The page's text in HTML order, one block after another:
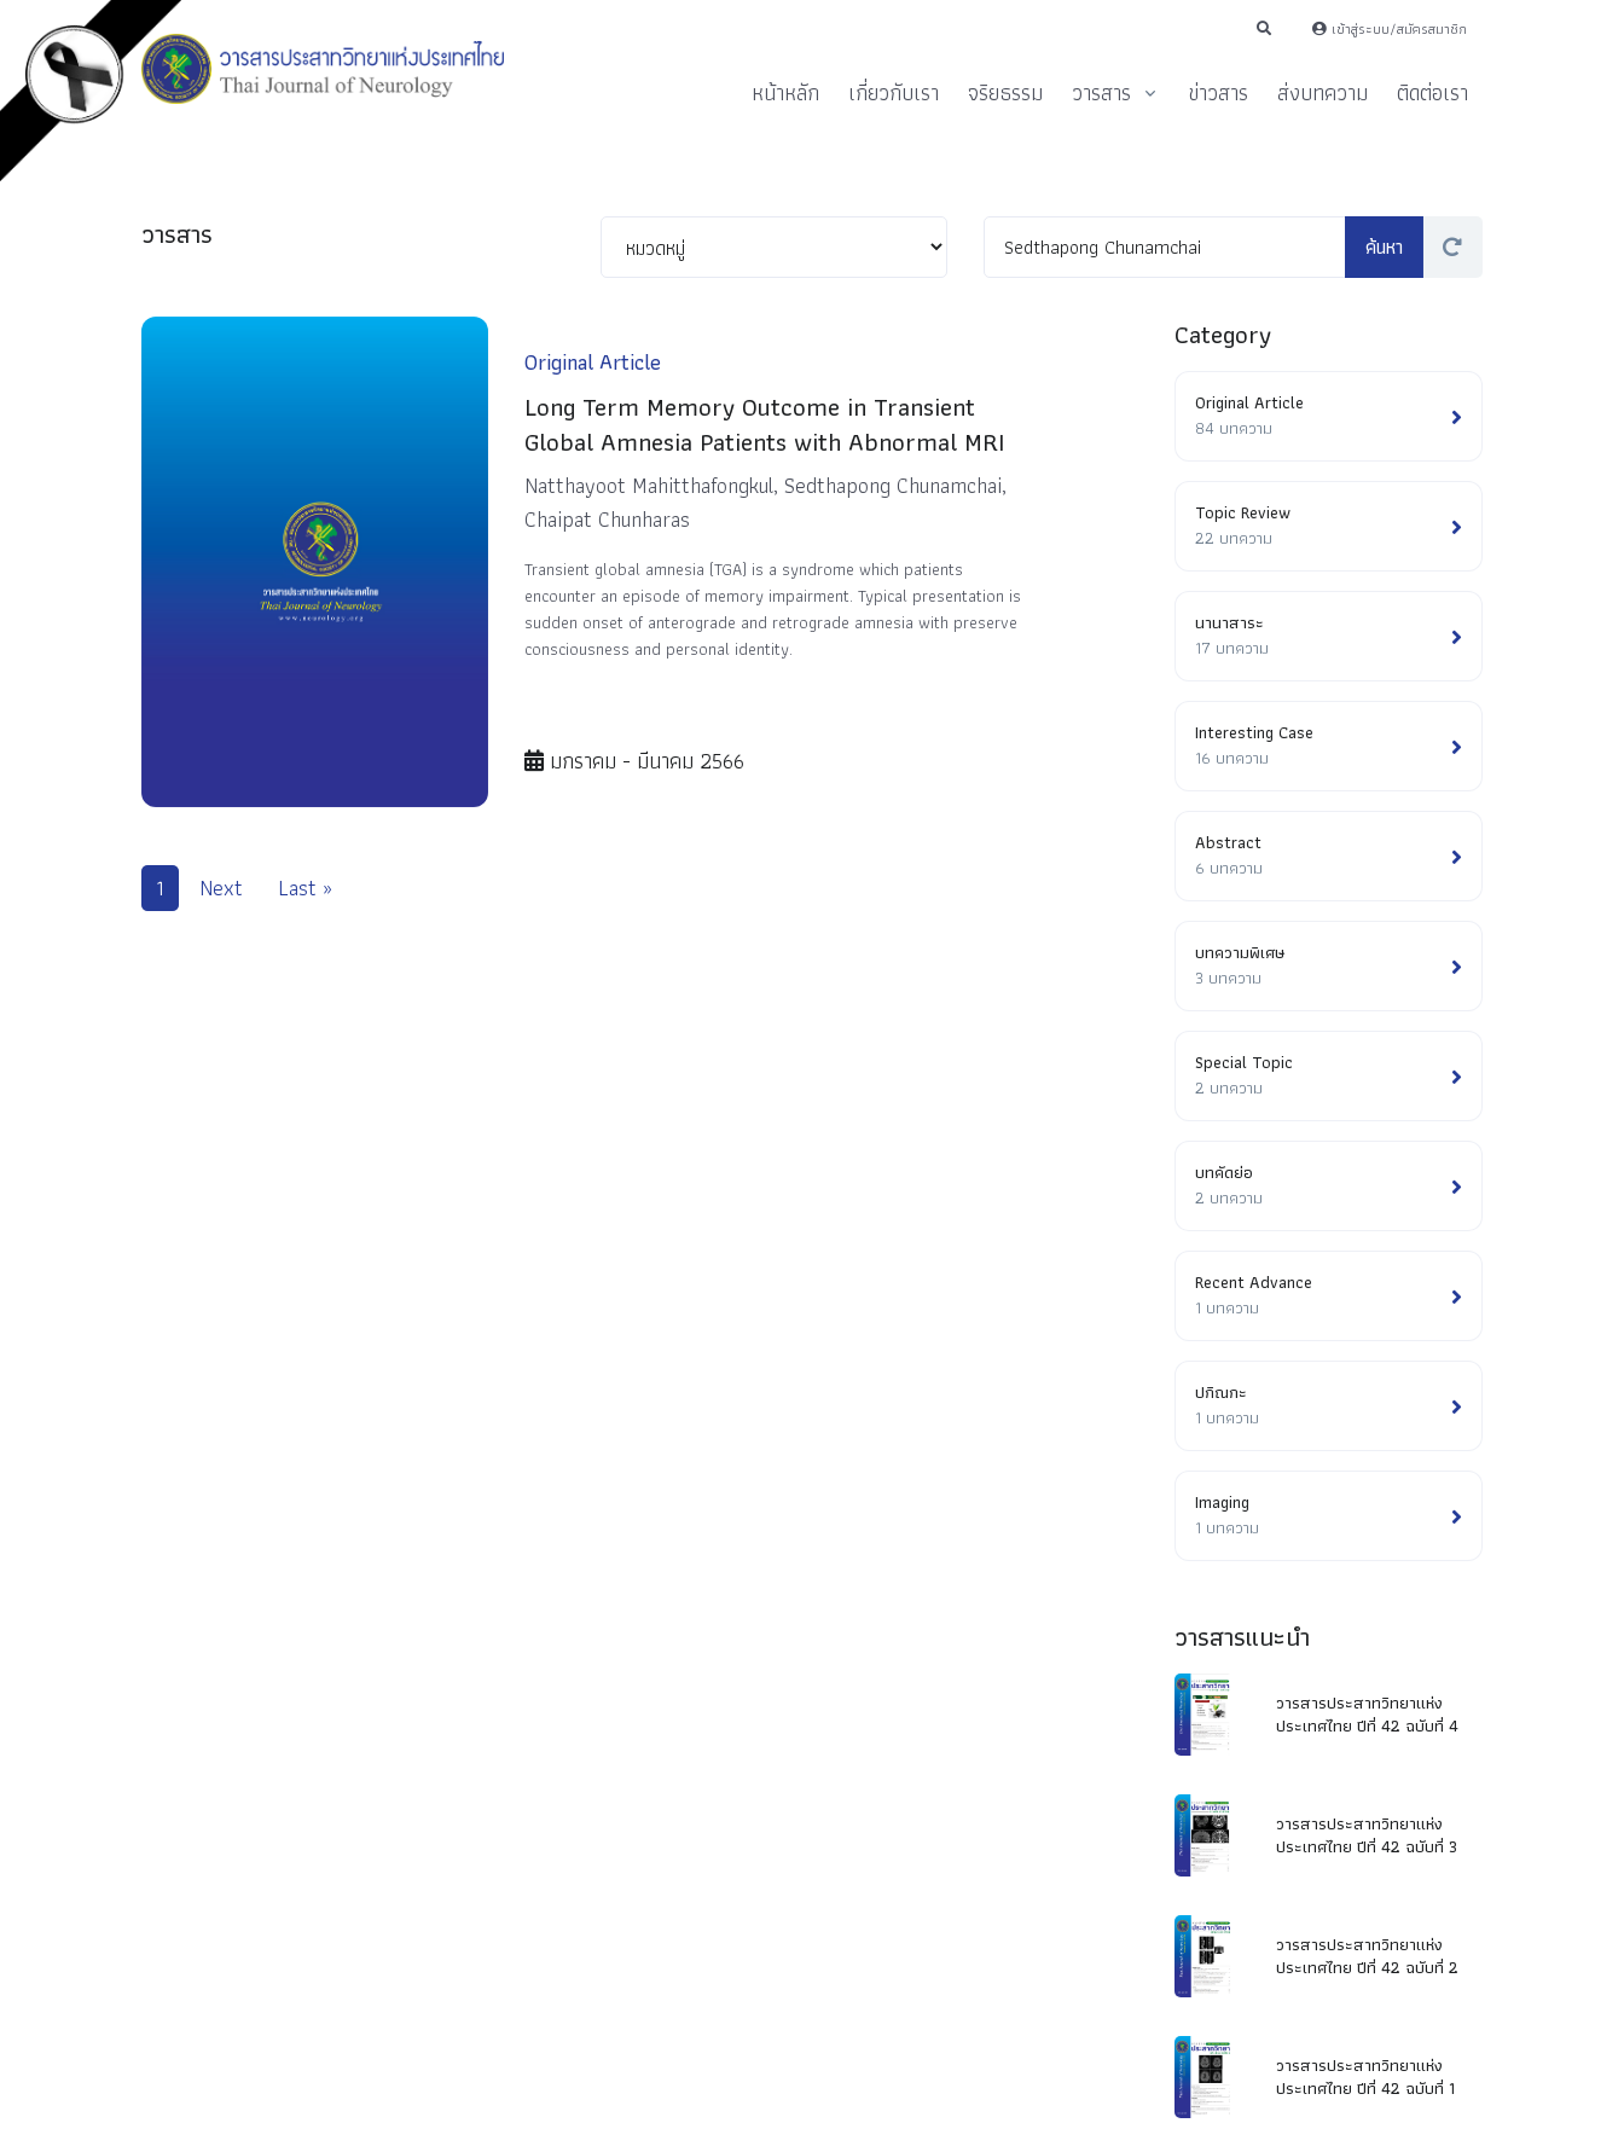
เข้าสู่ระบบ/สมัครสมาชิก
หน้าหลัก เกี่ยวกับเรา จริยธรรม วารสาร ข่าวสาร ส่งบทความ ติดต่อเรา
วารสาร
Original Article
Long Term Memory Outcome in Transient
Global Amnesia Patients with Abnormal MRI
Natthayoot Mahitthafongkul, Sedthapong Chunamchai,
Chaipat Chunharas
Transient global amnesia (TGA) is a syndrome which patients
encounter an episode of memory impairment. Typical presentation is
sudden onset of anterograde and retrograde amnesia with preserve
consciousness and personal identity.
มกราคม - มีนาคม 2566
1 Next Last »
Category
Original Article
84 บทความ
Topic Review
22 บทความ
นานาสาระ
17 บทความ
Interesting Case
16 บทความ
Abstract
6 บทความ
บทความพิเศษ
3 บทความ
Special Topic
2 บทความ
บทคัดย่อ
2 บทความ
Recent Advance
1 บทความ
ปกิณกะ
1 บทความ
Imaging
1 บทความ
วารสารแนะนำ
วารสารประสาทวิทยาแห่ง
ประเทศไทย ปีที่ 42 ฉบับที่ 4
วารสารประสาทวิทยาแห่ง
ประเทศไทย ปีที่ 42 ฉบับที่ 3
วารสารประสาทวิทยาแห่ง
ประเทศไทย ปีที่ 42 ฉบับที่ 2
วารสารประสาทวิทยาแห่ง
ประเทศไทย ปีที่ 42 ฉบับที่ 1